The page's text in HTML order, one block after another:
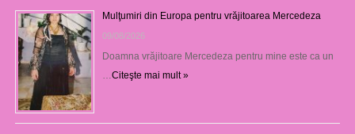
Mulţumiri din Europa pentru vrăjitoarea Mercedeza
09/08/2026
Doamna vrăjitoare Mercedeza pentru mine este ca un
Citeşte mai mult »